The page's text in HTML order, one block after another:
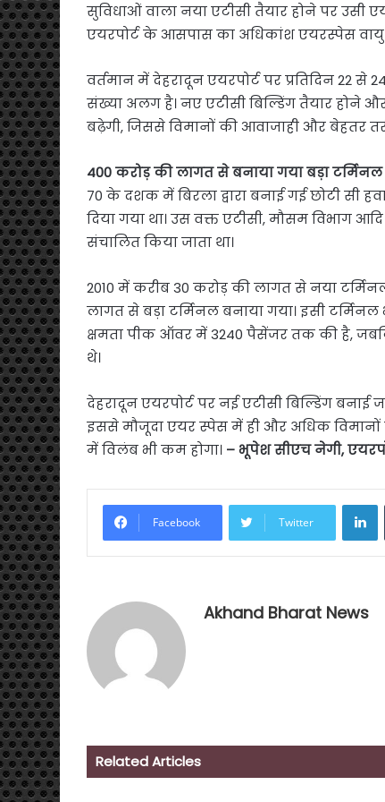
सुविधाओं वाला नया एटीसी तैयार होने पर उसी
एयरपोर्ट के आसपास का अधिकांश एयरस्पेस वायु
वर्तमान में देहरादून एयरपोर्ट पर प्रतिदिन 22 से
संख्या अलग है। नए एटीसी बिल्डिंग तैयार
बढ़ेगी, जिससे विमानों की आवाजाही और बेहतर
400 करोड़ की लागत से बनाया गया बड़ा टर्मिनल
70 के दशक में बिरला द्वारा बनाई गई छोटी सी
दिया गया था। उस वक्त एटीसी, मौसम विभाग
संचालित किया जाता था।
2010 में करीब 30 करोड़ की लागत से नया
लागत से बड़ा टर्मिनल बनाया गया। इसी
क्षमता पीक ऑवर में 3240 पैसेंजर तक की है,
थे।
देहरादून एयरपोर्ट पर नई एटीसी बिल्डिंग
इससे मौजूदा एयर स्पेस में ही और अधिक विमानों
में विलंब भी कम होगा। – भूपेश सीएच नेगी,
Facebook Twitter
Akhand Bharat News
Related Articles